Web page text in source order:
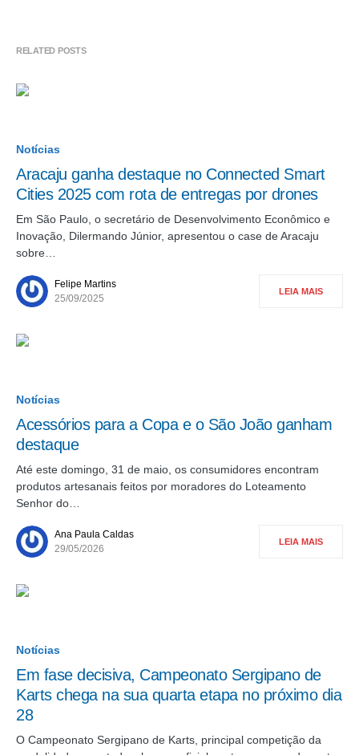
RELATED POSTS
Notícias
Aracaju ganha destaque no Connected Smart
Cities 2025 com rota de entregas por drones
Em São Paulo, o secretário de Desenvolvimento Econômico e
Inovação, Dilermando Júnior, apresentou o case de Aracaju
sobre…
Felipe Martins
25/09/2025
LEIA MAIS
Notícias
Acessórios para a Copa e o São João ganham
destaque
Até este domingo, 31 de maio, os consumidores encontram
produtos artesanais feitos por moradores do Loteamento
Senhor do…
Ana Paula Caldas
29/05/2026
LEIA MAIS
Notícias
Em fase decisiva, Campeonato Sergipano de
Karts chega na sua quarta etapa no próximo dia
28
O Campeonato Sergipano de Karts, principal competição da